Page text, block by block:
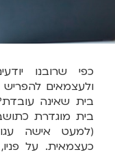
כפי שרובנו
ולעצמאים להפריש
בית שאינה
בית מוגדרת
(למעט אישה
כעצמאית. על